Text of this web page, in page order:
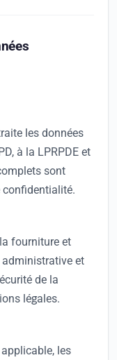
les données
à la LPRPDE et
sont
fourniture et
administrative et
de la
légales.
les